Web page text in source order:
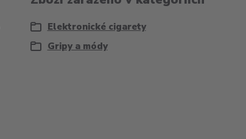
Elektronické cigarety
Gripy a módy